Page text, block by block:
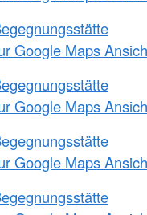
Google Maps
Google Maps
Google Maps